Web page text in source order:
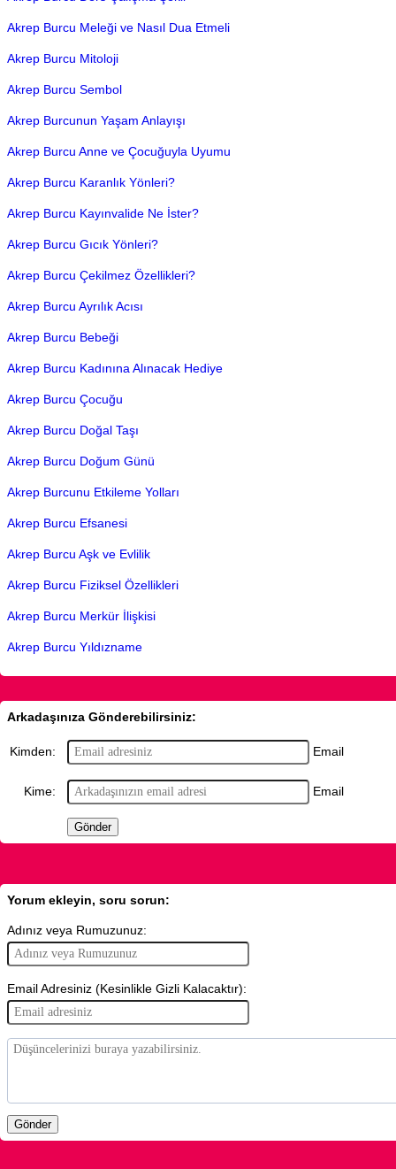
Akrep Burcu Meleği ve Nasıl Dua Etmeli
Akrep Burcu Mitoloji
Akrep Burcu Sembol
Akrep Burcunun Yaşam Anlayışı
Akrep Burcu Anne ve Çocuğuyla Uyumu
Akrep Burcu Karanlık Yönleri?
Akrep Burcu Kayınvalide Ne İster?
Akrep Burcu Gıcık Yönleri?
Akrep Burcu Çekilmez Özellikleri?
Akrep Burcu Ayrılık Acısı
Akrep Burcu Bebeği
Akrep Burcu Kadınına Alınacak Hediye
Akrep Burcu Çocuğu
Akrep Burcu Doğal Taşı
Akrep Burcu Doğum Günü
Akrep Burcunu Etkileme Yolları
Akrep Burcu Efsanesi
Akrep Burcu Aşk ve Evlilik
Akrep Burcu Fiziksel Özellikleri
Akrep Burcu Merkür İlişkisi
Akrep Burcu Yıldızname
Arkadaşınıza Gönderebilirsiniz:
Kimden: Email
Kime: Email
Yorum ekleyin, soru sorun:
Adınız veya Rumuzunuz:
Email Adresiniz (Kesinlikle Gizli Kalacaktır):